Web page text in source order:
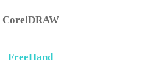
CorelDRAW
FreeHand